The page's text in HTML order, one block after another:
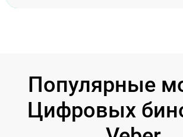
Популярные
Цифровых